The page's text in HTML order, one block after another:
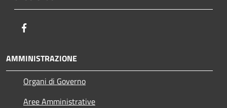
AMMINISTRAZIONE
Organi di Governo
Aree Amministrative